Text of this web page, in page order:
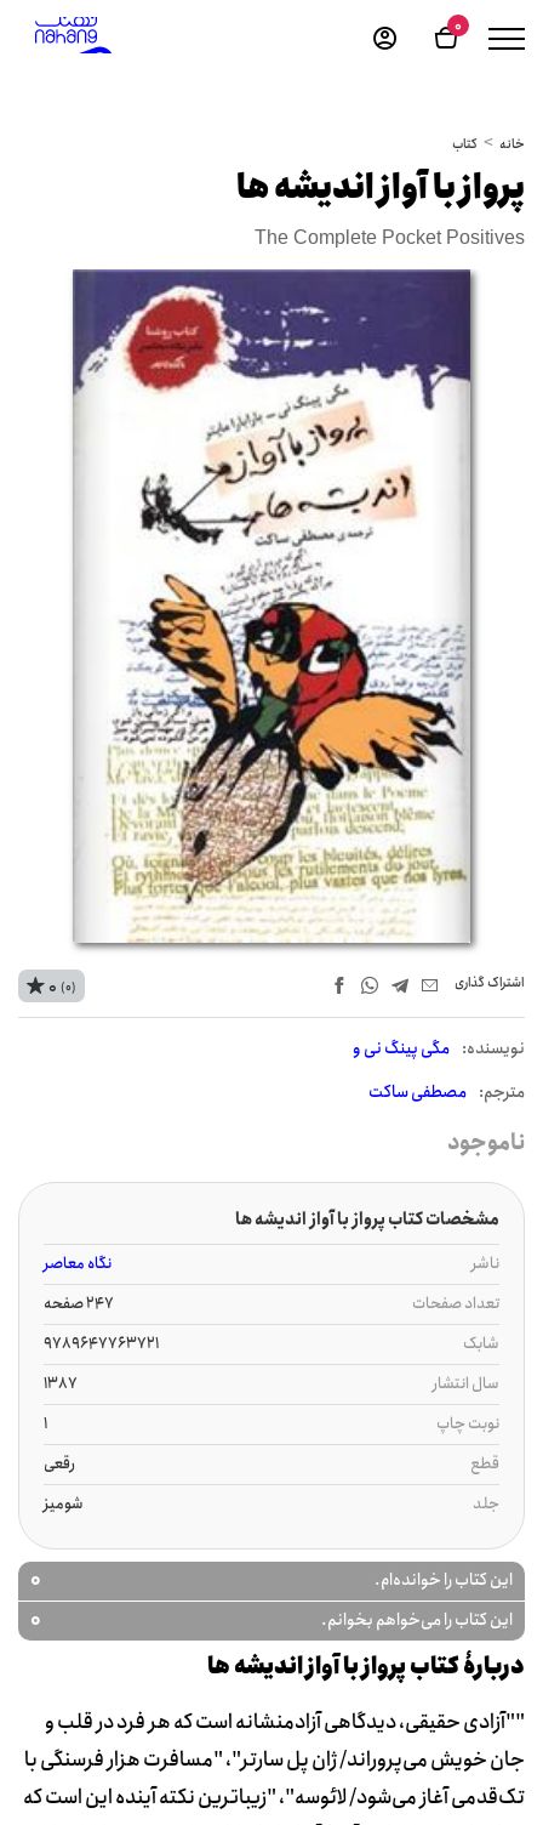
0
خانه کتاب
پرواز با آواز اندیشه ها
The Complete Pocket Positives
اشتراک‌ گذاری
نويسنده: مگی پینگ نی و
مترجم: مصطفی ساکت
0 (0)
ناموجود
مشخصات کتاب پرواز با آواز اندیشه ها
ناشر
نگاه معاصر
تعداد صفحات
247 صفحه
شابک
9789647763721
سال انتشار
1387
نوبت چاپ
1
قطع
رقعی
جلد
شومیز
این کتاب را خوانده‌ام. 0
این کتاب را می‌خواهم بخوانم. 0
دربارۀ کتاب پرواز با آواز اندیشه ها
""آزادی حقیقی، دیدگاهی آزادمنشانه است که هر فرد در قلب و
جان خویش می‌پروراند/ ژان پل سارتر"، "مسافرت هزار فرسنگی با
تک‌قدمی آغاز می‌شود/ لائوسه"، "زیباترین نکته آینده این است که